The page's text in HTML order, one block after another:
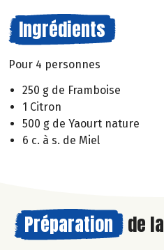
Ingrédients
Pour 4 personnes
250 g de Framboise
1 Citron
500 g de Yaourt nature
6 c. à s. de Miel
Préparation de la